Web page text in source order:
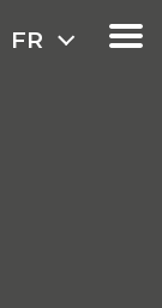
FR